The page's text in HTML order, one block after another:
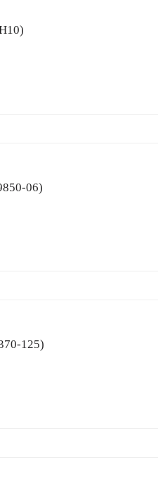
06)
125)